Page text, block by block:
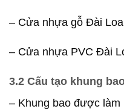
– Cửa nhựa gỗ Đài
– Cửa nhựa PVC Đài
3.2 Cấu tạo khung
– Khung bao được